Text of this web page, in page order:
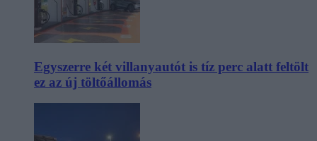
Egyszerre két villanyautót is tíz perc alatt feltölt
ez az új töltőállomás